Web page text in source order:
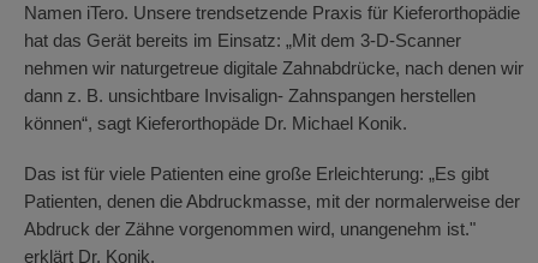
Namen iTero. Unsere trendsetzende Praxis für Kieferorthopädie
hat das Gerät bereits im Einsatz: „Mit dem 3-D-Scanner
nehmen wir naturgetreue digitale Zahnabdrücke, nach denen wir
dann z. B. unsichtbare Invisalign- Zahnspangen herstellen
können“, sagt Kieferorthopäde Dr. Michael Konik.
Das ist für viele Patienten eine große Erleichterung: „Es gibt
Patienten, denen die Abdruckmasse, mit der normalerweise der
Abdruck der Zähne vorgenommen wird, unangenehm ist."
erklärt Dr. Konik.